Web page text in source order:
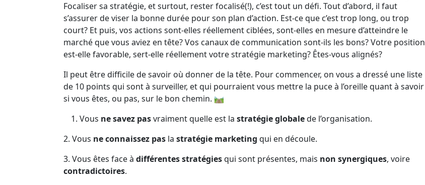
Focaliser sa stratégie, et surtout, rester focalisé(!), c’est tout un défi. Tout d’abord, il faut
s’assurer de viser la bonne durée pour son plan d’action. Est-ce que c’est trop long, ou trop
court? Et puis, vos actions sont-elles réellement ciblées, sont-elles en mesure d’atteindre le
marché que vous aviez en tête? Vos canaux de communication sont-ils les bons? Votre position
est-elle favorable, sert-elle réellement votre stratégie marketing? Êtes-vous alignés?
Il peut être difficile de savoir où donner de la tête. Pour commencer, on vous a dressé une liste
de 10 points qui sont à surveiller, et qui pourraient vous mettre la puce à l’oreille quant à savoir
si vous êtes, ou pas, sur le bon chemin. 🛤️
Vous ne savez pasvraiment quelle est la stratégie globalede l’organisation.
2. Vous ne connaissez pas la stratégie marketing qui en découle.
3. Vous êtes face à différentes stratégiesqui sont présentes, mais non synergiques, voire
contradictoires.